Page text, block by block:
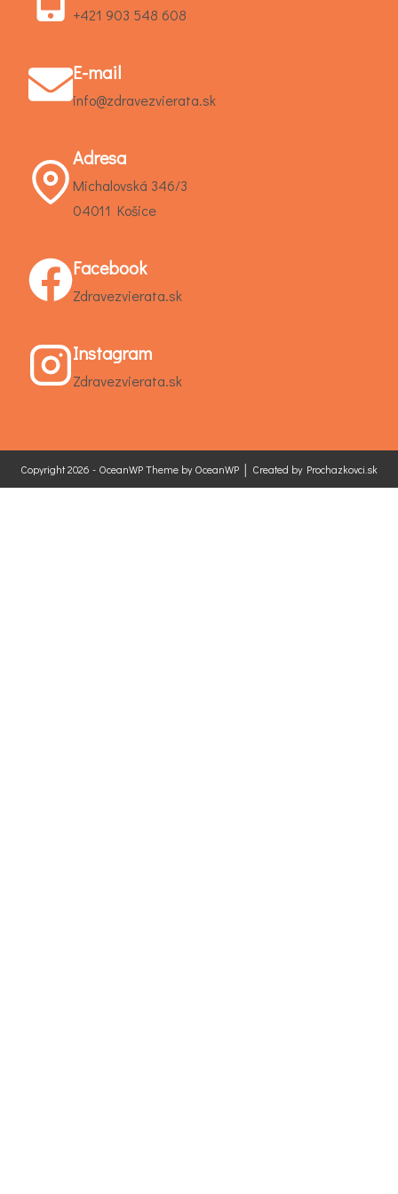
+421 903 548 608
E-mail
info@zdravezvierata.sk
Adresa
Michalovská 346/3
04011 Košice
Facebook
Zdravezvierata.sk
Instagram
Zdravezvierata.sk
Copyright 2026 - OceanWP Theme by OceanWP │ Created by Prochazkovci.sk